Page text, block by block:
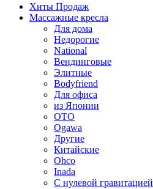
Хиты Продаж
Массажные кресла
Для дома
Недорогие
National
Вендинговые
Элитные
Bodyfriend
Для офиса
из Японии
OTO
Ogawa
Другие
Китайские
Ohco
Inada
С нулевой гравитацией